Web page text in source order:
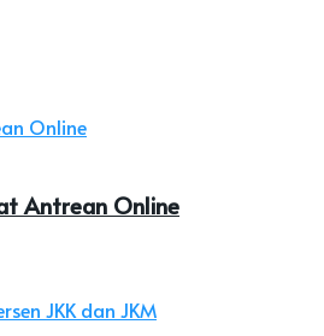
Antrean Online